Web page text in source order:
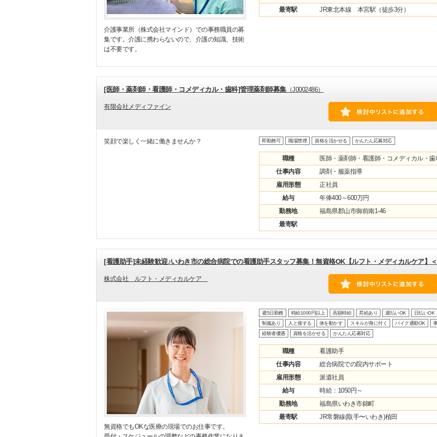
介護事業所（株式会社マインド）での事務職員の募
集です。介護に携わらないので、介護の知識、技術
は不要です。
最寄駅 JR東北本線 本宮駅（徒歩3分）
[医師・薬剤師・看護師・コメディカル・歯科]管理薬剤師募集（J0002486）
有限会社メディファイン
笑顔で楽しく一緒に働きませんか？ 即勤務可 職場禁煙 資格を活かせる かんたん応募対応
職種
医師・薬剤師・看護師・コメディカル・歯
仕事内容
調剤・服薬指導
雇用形態
正社員
給与
年俸400～600万円
勤務地
福島県郡山市御前南1-46
最寄駅
[看護助手]未経験歓迎♪いわき市の総合病院での看護助手スタッフ募集！無資格OK【ルフト・メディカルケア】
株式会社 ルフト・メディカルケア
無資格でもOKな医療の現場でのお仕事です。
週5日勤務 時給1000円以上 高額時給 昇給あり 週払いOK
日払いOK
制服あり
人と接する 体を動かす スキルが身に付く バイク通勤OK
経験者優遇
資格を活かせる かんたん応募対応
職種
看護助手
仕事内容
総合病院での院内サポート
雇用形態
派遣社員
給与
時給：1050円～
勤務地
福島県いわき市錦町
最寄駅
JR常磐線(取手〜いわき)植田